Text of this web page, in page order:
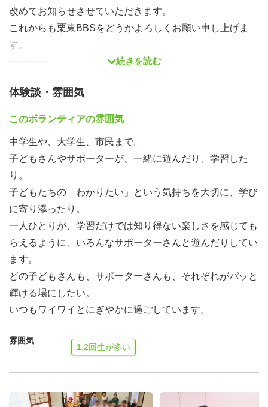
改めてお知らせさせていただきます。
これからも栗東BBSをどうかよろしくお願い申し上げま
す。
【いつかみなさんとお会いできますように！】
中学生のお子さんと一緒に学んだり、遊んだりしてくれる
サポーターを募集中です。
に学んだり、遊んだりしてくれるサポーターさんを募集し
ています。
一人ひとりが大切にされ、輝ける場をつくりたい。
続きを読む
体験談・雰囲気
このボランティアの雰囲気
中学生や、大学生、市民まで。
子どもさんやサポーターが、一緒に遊んだり、学習した
り。
子どもたちの「わかりたい」という気持ちを大切に、学び
に寄り添ったり。
一人ひとりが、学習だけでは知り得ない楽しさを感じても
らえるように、いろんなサポーターさんと遊んだりしてい
ます。
どの子どもさんも、サポーターさんも、それぞれがパッと
輝ける場にしたい。
いつもワイワイとにぎやかに過ごしています。
雰囲気
1,2回生が多い